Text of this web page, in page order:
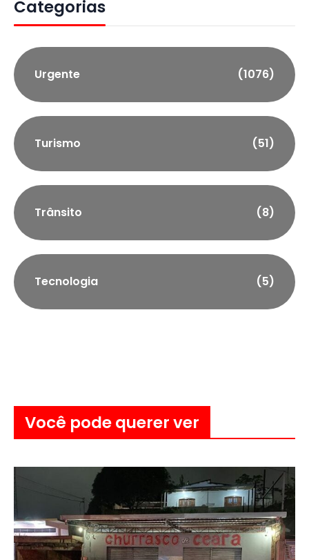
Categorias
Urgente (1076)
Turismo (51)
Trânsito (8)
Tecnologia (5)
Você pode querer ver